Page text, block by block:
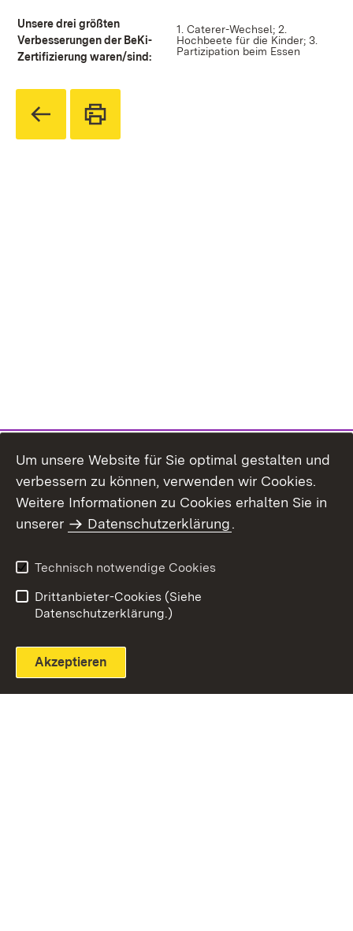
Unsere drei größten
Verbesserungen der BeKi-
Zertifizierung waren/sind:
1. Caterer-Wechsel; 2.
Hochbeete für die Kinder; 3.
Partizipation beim Essen
Themenübersicht
Um unsere Website für Sie optimal gestalten und
verbessern zu können, verwenden wir Cookies.
Weitere Informationen zu Cookies erhalten Sie in
unserer
Datenschutzerklärung.
Technisch notwendige Cookies
Drittanbieter-Cookies (Siehe
Datenschutzerklärung.)
Akzeptieren